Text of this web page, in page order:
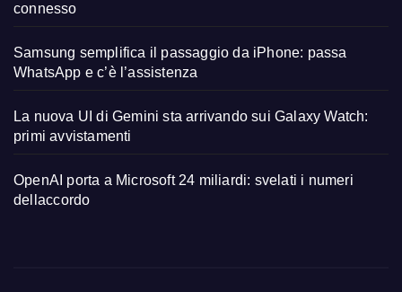
connesso
Samsung semplifica il passaggio da iPhone: passa
WhatsApp e c’è l’assistenza
La nuova UI di Gemini sta arrivando sui Galaxy Watch:
primi avvistamenti
OpenAI porta a Microsoft 24 miliardi: svelati i numeri
dellaccordo